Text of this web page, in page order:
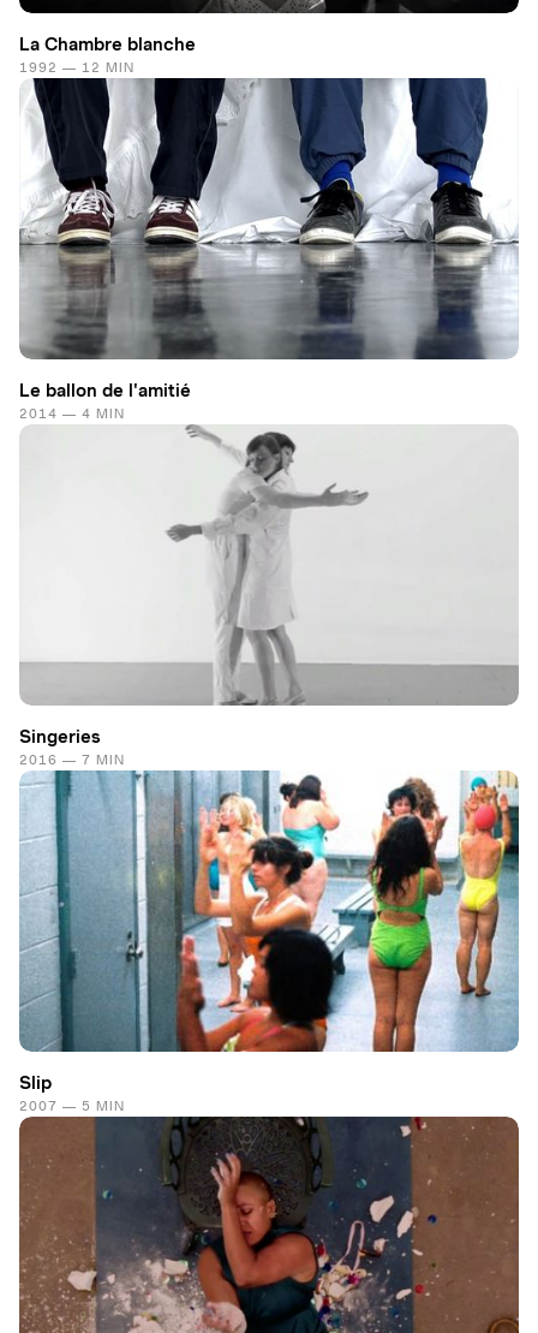
La Chambre blanche
1992 — 12 MIN
Le ballon de l'amitié
2014 — 4 MIN
Singeries
2016 — 7 MIN
Slip
2007 — 5 MIN